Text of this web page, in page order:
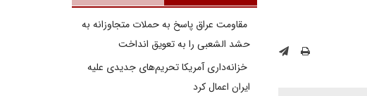
مقاومت عراق پاسخ به حملات متجاوزانه به
حشد الشعبی را به تعویق انداخت
خزانه‌داری آمریکا تحریم‌های جدیدی علیه
ایران اعمال کرد